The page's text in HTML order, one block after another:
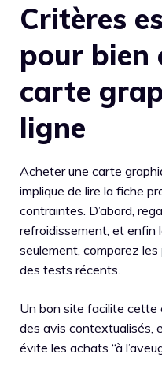
Critères
pour bien
carte
ligne
Acheter une carte
implique de lire la fiche
contraintes. D’abord,
refroidissement, et enfin
seulement, comparez les
des tests récents.
Un bon site facilite cette
des avis contextualisés,
évite les achats “à